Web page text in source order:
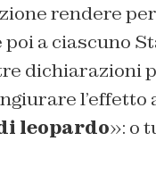
rendere
a ciascuno
dichiarazioni
l’effetto
leopardo»: o